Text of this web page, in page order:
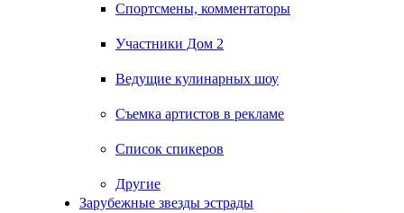
Спортсмены, комментаторы
Участники Дом 2
Ведущие кулинарных шоу
Съемка артистов в рекламе
Список спикеров
Другие
Зарубежные звезды эстрады